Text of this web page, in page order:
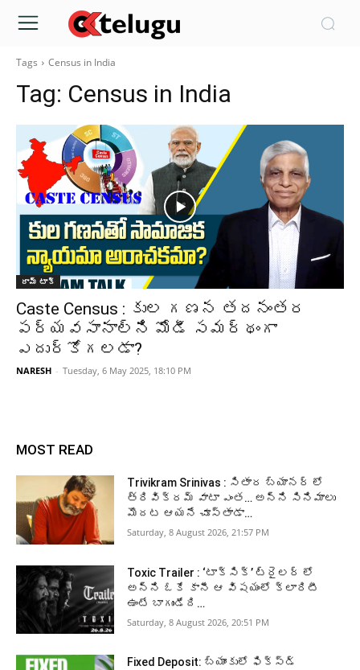
Tags Census in India
Tag: Census in India
రామ్ టాక్
Caste Census : కుల గణన తదనంతర
పర్యవసానాల్ని మోడీ సమర్థంగా
ఎదుర్కోగలడా?
NARESH - Tuesday, 6 May 2025, 18:10 PM
MOST READ
Trivikram Srinivas : సితార బ్యానర్ లో
త్రివిక్రమ్ వాటా ఎంత… అన్ని సినిమాలు
మొదట ఆయనే చూస్తాడా…
Saturday, 8 August 2026, 21:57 PM
Toxic Trailer : ‘టాక్సిక్’ ట్రైలర్ లో
అన్ని ఓకే కానీ ఆ విషయంలో క్లారిటీ
ఉంటే బాగుండేది…
Saturday, 8 August 2026, 20:51 PM
Fixed Deposit: బ్యాంకులో ఫిక్స్డ్